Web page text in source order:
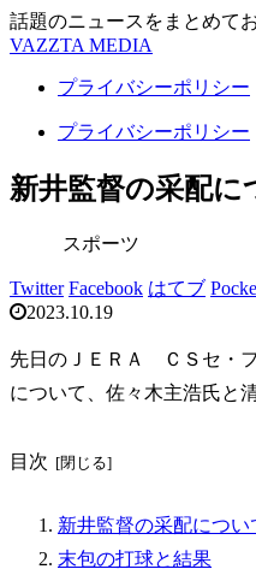
話題のニュースをまとめて
VAZZTA MEDIA
プライバシーポリシー
プライバシーポリシー
新井監督の采配に
スポーツ
Twitter Facebook はてブ
2023.10.19
先日のＪＥＲＡ ＣＳセ・
について、佐々木主浩氏と
目次
新井監督の采配につい
末包の打球と結果